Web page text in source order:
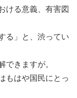
ける意義、有害図
る」と、渋ってい
できますが。
もはや国民にとっ